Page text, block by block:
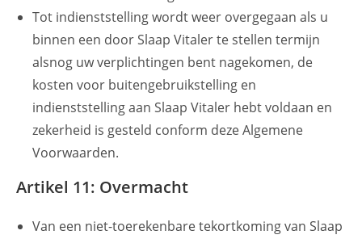
Tot indienststelling wordt weer overgegaan als u
binnen een door Slaap Vitaler te stellen termijn
alsnog uw verplichtingen bent nagekomen, de
kosten voor buitengebruikstelling en
indienststelling aan Slaap Vitaler hebt voldaan en
zekerheid is gesteld conform deze Algemene
Voorwaarden.
Artikel 11: Overmacht
Van een niet-­toerekenbare tekortkoming van Slaap